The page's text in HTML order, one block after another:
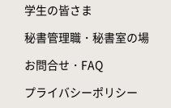
学生の皆さま
秘書管理職・秘書室の場
お問合せ・FAQ
プライバシーポリシー